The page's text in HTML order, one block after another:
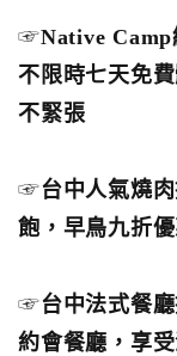
☞Native
不限時七天免
不緊張
☞台中人氣燒
飽，早鳥九折
☞台中法式餐
約會餐廳，享